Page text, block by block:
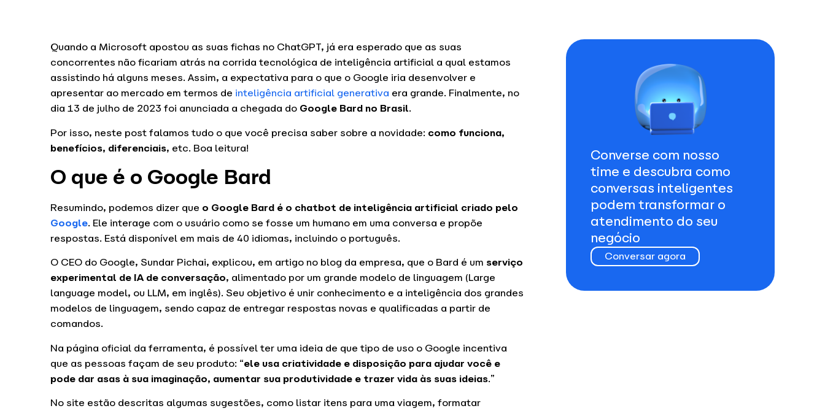
Quando a Microsoft apostou as suas fichas no ChatGPT, já era esperado que as suas
concorrentes não ficariam atrás na corrida tecnológica de inteligência artificial a qual estamos
assistindo há alguns meses. Assim, a expectativa para o que o Google iria desenvolver e
apresentar ao mercado em termos de inteligência artificial generativa era grande. Finalmente, no
dia 13 de julho de 2023 foi anunciada a chegada do Google Bard no Brasil.
Por isso, neste post falamos tudo o que você precisa saber sobre a novidade: como funciona,
benefícios, diferenciais, etc. Boa leitura!
O que é o Google Bard
Resumindo, podemos dizer que o Google Bard é o chatbot de inteligência artificial criado pelo
Google. Ele interage com o usuário como se fosse um humano em uma conversa e propõe
respostas. Está disponível em mais de 40 idiomas, incluindo o português.
O CEO do Google, Sundar Pichai, explicou, em artigo no blog da empresa, que o Bard é um serviço
experimental de IA de conversação, alimentado por um grande modelo de linguagem (Large
language model, ou LLM, em inglês). Seu objetivo é unir conhecimento e a inteligência dos grandes
modelos de linguagem, sendo capaz de entregar respostas novas e qualificadas a partir de
comandos.
Na página oficial da ferramenta, é possível ter uma ideia de que tipo de uso o Google incentiva
que as pessoas façam de seu produto: “ele usa criatividade e disposição para ajudar você e
pode dar asas à sua imaginação, aumentar sua produtividade e trazer vida às suas ideias.”
No site estão descritas algumas sugestões, como listar itens para uma viagem, formatar
Converse com nosso
time e descubra como
conversas inteligentes
podem transformar o
atendimento do seu
negócio
Conversar agora